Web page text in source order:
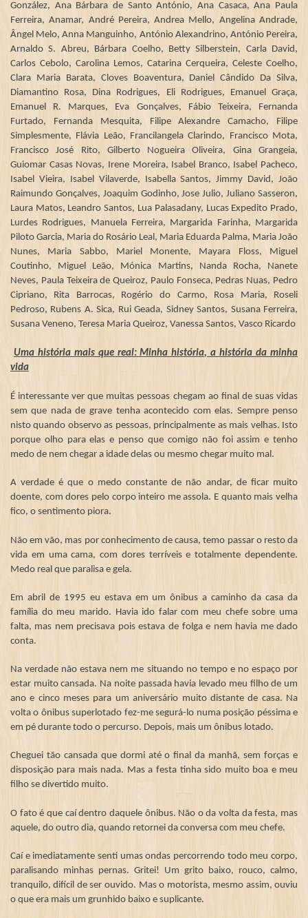
González, Ana Bárbara de Santo António, Ana Casaca, Ana Paula
Ferreira, Anamar, André Pereira, Andrea Mello, Angelina Andrade,
Ângel Melo, Anna Manguinho, António Alexandrino, António Pereira,
Arnaldo S. Abreu, Bárbara Coelho, Betty Silberstein, Carla David,
Carlos Cebolo, Carolina Lemos, Catarina Cerqueira, Celeste Coelho,
Clara Maria Barata, Cloves Boaventura, Daniel Cândido Da Silva,
Diamantino Rosa, Dina Rodrigues, Eli Rodrigues, Emanuel Graça,
Emanuel R. Marques, Eva Gonçalves, Fábio Teixeira, Fernanda
Furtado, Fernanda Mesquita, Filipe Alexandre Camacho, Filipe
Simplesmente, Flávia Leão, Francilangela Clarindo, Francisco Mota,
Francisco José Rito, Gilberto Nogueira Oliveira, Gina Grangeia,
Guiomar Casas Novas, Irene Moreira, Isabel Branco, Isabel Pacheco,
Isabel Vieira, Isabel Vilaverde, Isabella Santos, Jimmy David, João
Raimundo Gonçalves, Joaquim Godinho, Jose Julio, Juliano Sasseron,
Laura Matos, Leandro Santos, Lua Palasadany, Lucas Expedito Prado,
Lurdes Rodrigues, Manuela Ferreira, Margarida Farinha, Margarida
Piloto Garcia, Maria do Rosário Leal, Maria Eduarda Palma, Maria João
Nunes, Maria Sabbo, Mariel Monente, Mayara Floss, Miguel
Coutinho, Miguel Leão, Mónica Martins, Nanda Rocha, Nanete
Neves, Paula Teixeira de Queiroz, Paulo Fonseca, Pedras Nuas, Pedro
Cipriano, Rita Barrocas, Rogério do Carmo, Rosa Maria, Roseli
Pedroso, Rubens A. Sica, Rui Geada, Sidney Santos, Susana Ferreira,
Susana Veneno, Teresa Maria Queiroz, Vanessa Santos, Vasco Ricardo
Uma história mais que real: Minha história, a história da minha
vida
É interessante ver que muitas pessoas chegam ao final de suas vidas
sem que nada de grave tenha acontecido com elas. Sempre penso
nisto quando observo as pessoas, principalmente as mais velhas. Isto
porque olho para elas e penso que comigo não foi assim e tenho
medo de nem chegar a idade delas ou mesmo chegar muito mal.
A verdade é que o medo constante de não andar, de ficar muito
doente, com dores pelo corpo inteiro me assola. E quanto mais velha
fico, o sentimento piora.
Não em vão, mas por conhecimento de causa, temo passar o resto da
vida em uma cama, com dores terríveis e totalmente dependente.
Medo real que paralisa e gela.
Em abril de 1995 eu estava em um ônibus a caminho da casa da
família do meu marido. Havia ido falar com meu chefe sobre uma
falta, mas nem precisava pois estava de folga e nem havia me dado
conta.
Na verdade não estava nem me situando no tempo e no espaço por
estar muito cansada. Na noite passada havia levado meu filho de um
ano e cinco meses para um aniversário muito distante de casa. Na
volta o ônibus superlotado fez-me segurá-lo numa posição péssima e
em pé durante todo o percurso. Depois, mais um ônibus lotado.
Cheguei tão cansada que dormi até o final da manhã, sem forças e
disposição para mais nada. Mas a festa tinha sido muito boa e meu
filho se divertido muito.
O fato é que caí dentro daquele ônibus. Não o da volta da festa, mas
aquele, do outro dia, quando retornei da conversa com meu chefe.
Caí e imediatamente senti umas ondas percorrendo todo meu corpo,
paralisando minhas pernas. Gritei! Um grito baixo, rouco, calmo,
tranquilo, difícil de ser ouvido. Mas o motorista, mesmo assim, ouviu
o que era mais um grunhido baixo e suplicante.